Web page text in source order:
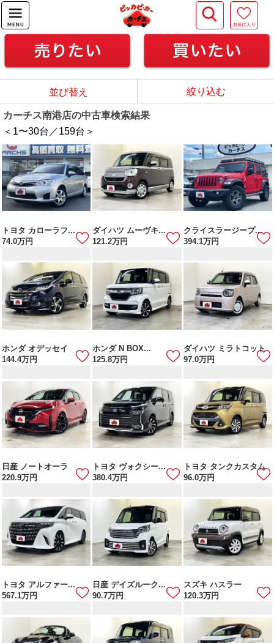
並び替え 絞り込む
カーチス南港店の中古車検索結果
＜1〜30台／159台＞
トヨタ カローラフ...
74.0万円
ダイハツ ムーヴキ...
121.2万円
クライスラージープ...
394.1万円
ホンダ オデッセイ
144.4万円
ホンダ N BOX...
125.8万円
ダイハツ ミラトコット
97.0万円
日産 ノートオーラ
220.9万円
トヨタ ヴォクシー...
380.4万円
トヨタ タンクカスタム
96.0万円
トヨタ アルファー...
567.1万円
日産 デイズルーク...
90.7万円
スズキ ハスラー
120.3万円